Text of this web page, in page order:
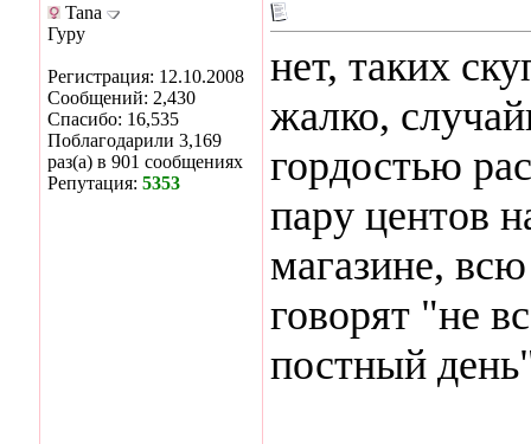
Tana
Гуру
Регистрация: 12.10.2008
Сообщений: 2,430
Спасибо: 16,535
Поблагодарили 3,169
раз(а) в 901 сообщениях
Репутация: 5353
нет, таких
жалко,
гордостью
пару центов
магазине,
говорят "не
постный